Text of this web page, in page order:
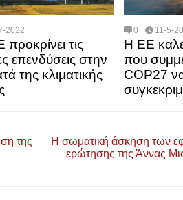
2022
τις
επενδύσεις στην
της κλιματικής
0 11-5-
Η ΕΕ
που
COP27
της
Η σωματική άσκηση των
ερώτησης της Άννας